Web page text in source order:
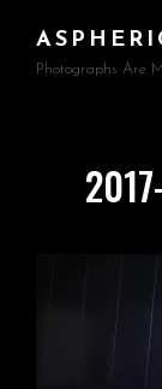
Photographs Are